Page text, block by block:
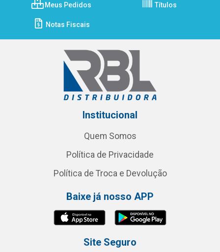
Meus Pedidos Títulos
Notas Fiscais
Institucional
Quem Somos
Política de Privacidade
Política de Troca e Devolução
Baixe já nosso APP
Site Seguro